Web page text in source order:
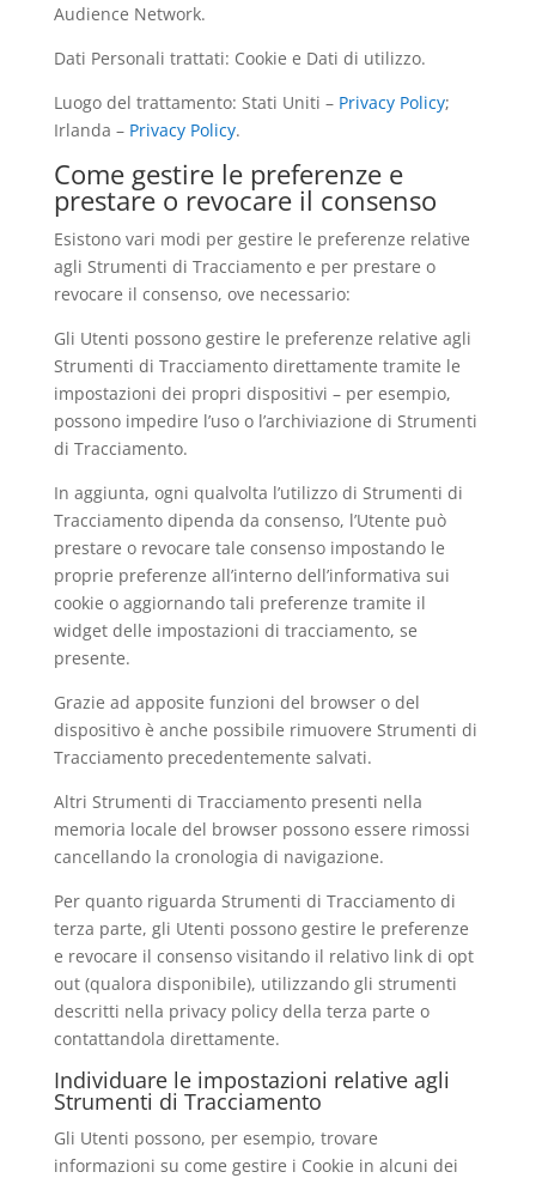
Audience Network.
Dati Personali trattati: Cookie e Dati di utilizzo.
Luogo del trattamento: Stati Uniti – Privacy Policy;
Irlanda – Privacy Policy.
Come gestire le preferenze e
prestare o revocare il consenso
Esistono vari modi per gestire le preferenze relative
agli Strumenti di Tracciamento e per prestare o
revocare il consenso, ove necessario:
Gli Utenti possono gestire le preferenze relative agli
Strumenti di Tracciamento direttamente tramite le
impostazioni dei propri dispositivi – per esempio,
possono impedire l’uso o l’archiviazione di Strumenti
di Tracciamento.
In aggiunta, ogni qualvolta l’utilizzo di Strumenti di
Tracciamento dipenda da consenso, l’Utente può
prestare o revocare tale consenso impostando le
proprie preferenze all’interno dell’informativa sui
cookie o aggiornando tali preferenze tramite il
widget delle impostazioni di tracciamento, se
presente.
Grazie ad apposite funzioni del browser o del
dispositivo è anche possibile rimuovere Strumenti di
Tracciamento precedentemente salvati.
Altri Strumenti di Tracciamento presenti nella
memoria locale del browser possono essere rimossi
cancellando la cronologia di navigazione.
Per quanto riguarda Strumenti di Tracciamento di
terza parte, gli Utenti possono gestire le preferenze
e revocare il consenso visitando il relativo link di opt
out (qualora disponibile), utilizzando gli strumenti
descritti nella privacy policy della terza parte o
contattandola direttamente.
Individuare le impostazioni relative agli
Strumenti di Tracciamento
Gli Utenti possono, per esempio, trovare
informazioni su come gestire i Cookie in alcuni dei